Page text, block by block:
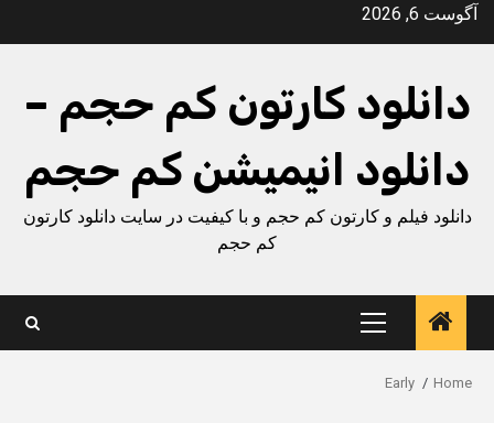
Skipآگوست 6, 2026
دانلود کارتون کم حجم –
دانلود انیمیشن کم حجم
دانلود فیلم و کارتون کم حجم و با کیفیت در سایت دانلود کارتون
کم حجم
Primary
Menu
Home
Early